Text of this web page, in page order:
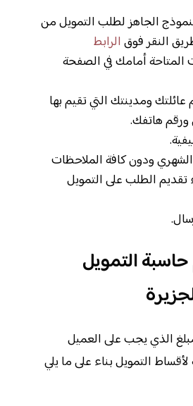
الجاهز لطلب التمويل من
النقر فوق الرابط
المتاحة أمامك في الصفحة
ومدينتك التي تقيم بها
ورقم هاتفك.
ودون كافة الملاحظات
تقديم الطلب على التمويل
التمويل
الذي يجب على العميل
التمويل بناء على ما يلي